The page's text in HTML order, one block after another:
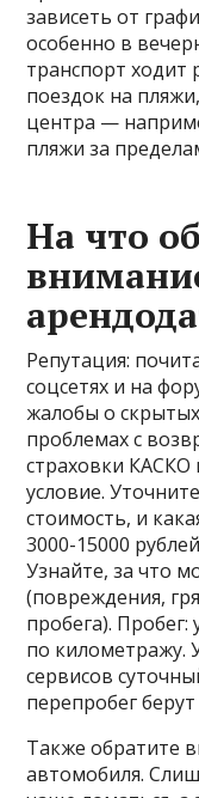
зависеть от
особенно в
транспорт ходит
поездок на
центра —
пляжи за
На что
Репутация:
соцсетях и на
жалобы о
проблемах с
страховки
условие.
стоимость, и
3000-15000
Узнайте, за что
(повреждения,
пробега). Пробег:
по километражу.
сервисов
перепробег
Также обратите
автомобиля.